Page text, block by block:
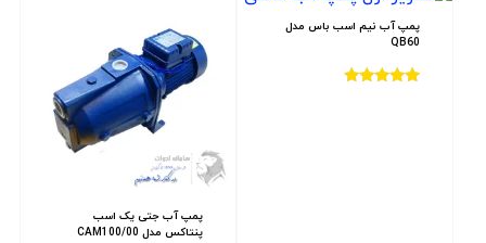
پمپ آب نیم اسب باس مدل
QB60
پمپ آب جتی یک اسب
پنتاکس مدل CAM100/00